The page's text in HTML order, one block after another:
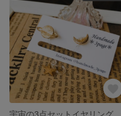
宇宙の3点セットイヤリング